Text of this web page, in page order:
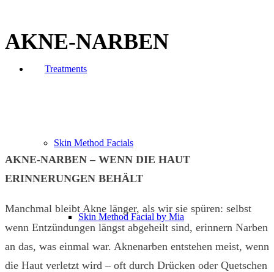
Treatments
Skin Method Facials
Skin Method Facial by Mia
AKNE-NARBEN
AKNE-NARBEN – WENN DIE HAUT
ERINNERUNGEN BEHÄLT
Manchmal bleibt Akne länger, als wir sie spüren: selbst
wenn Entzündungen längst abgeheilt sind, erinnern Narben
an das, was einmal war. Aknenarben entstehen meist, wenn
die Haut verletzt wird – oft durch Drücken oder Quetschen